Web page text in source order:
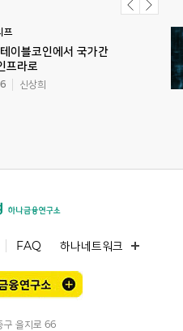
프
이블코인에서 국가간
프라로
신상희
FAQ 하나네트워크
구 을지로 66